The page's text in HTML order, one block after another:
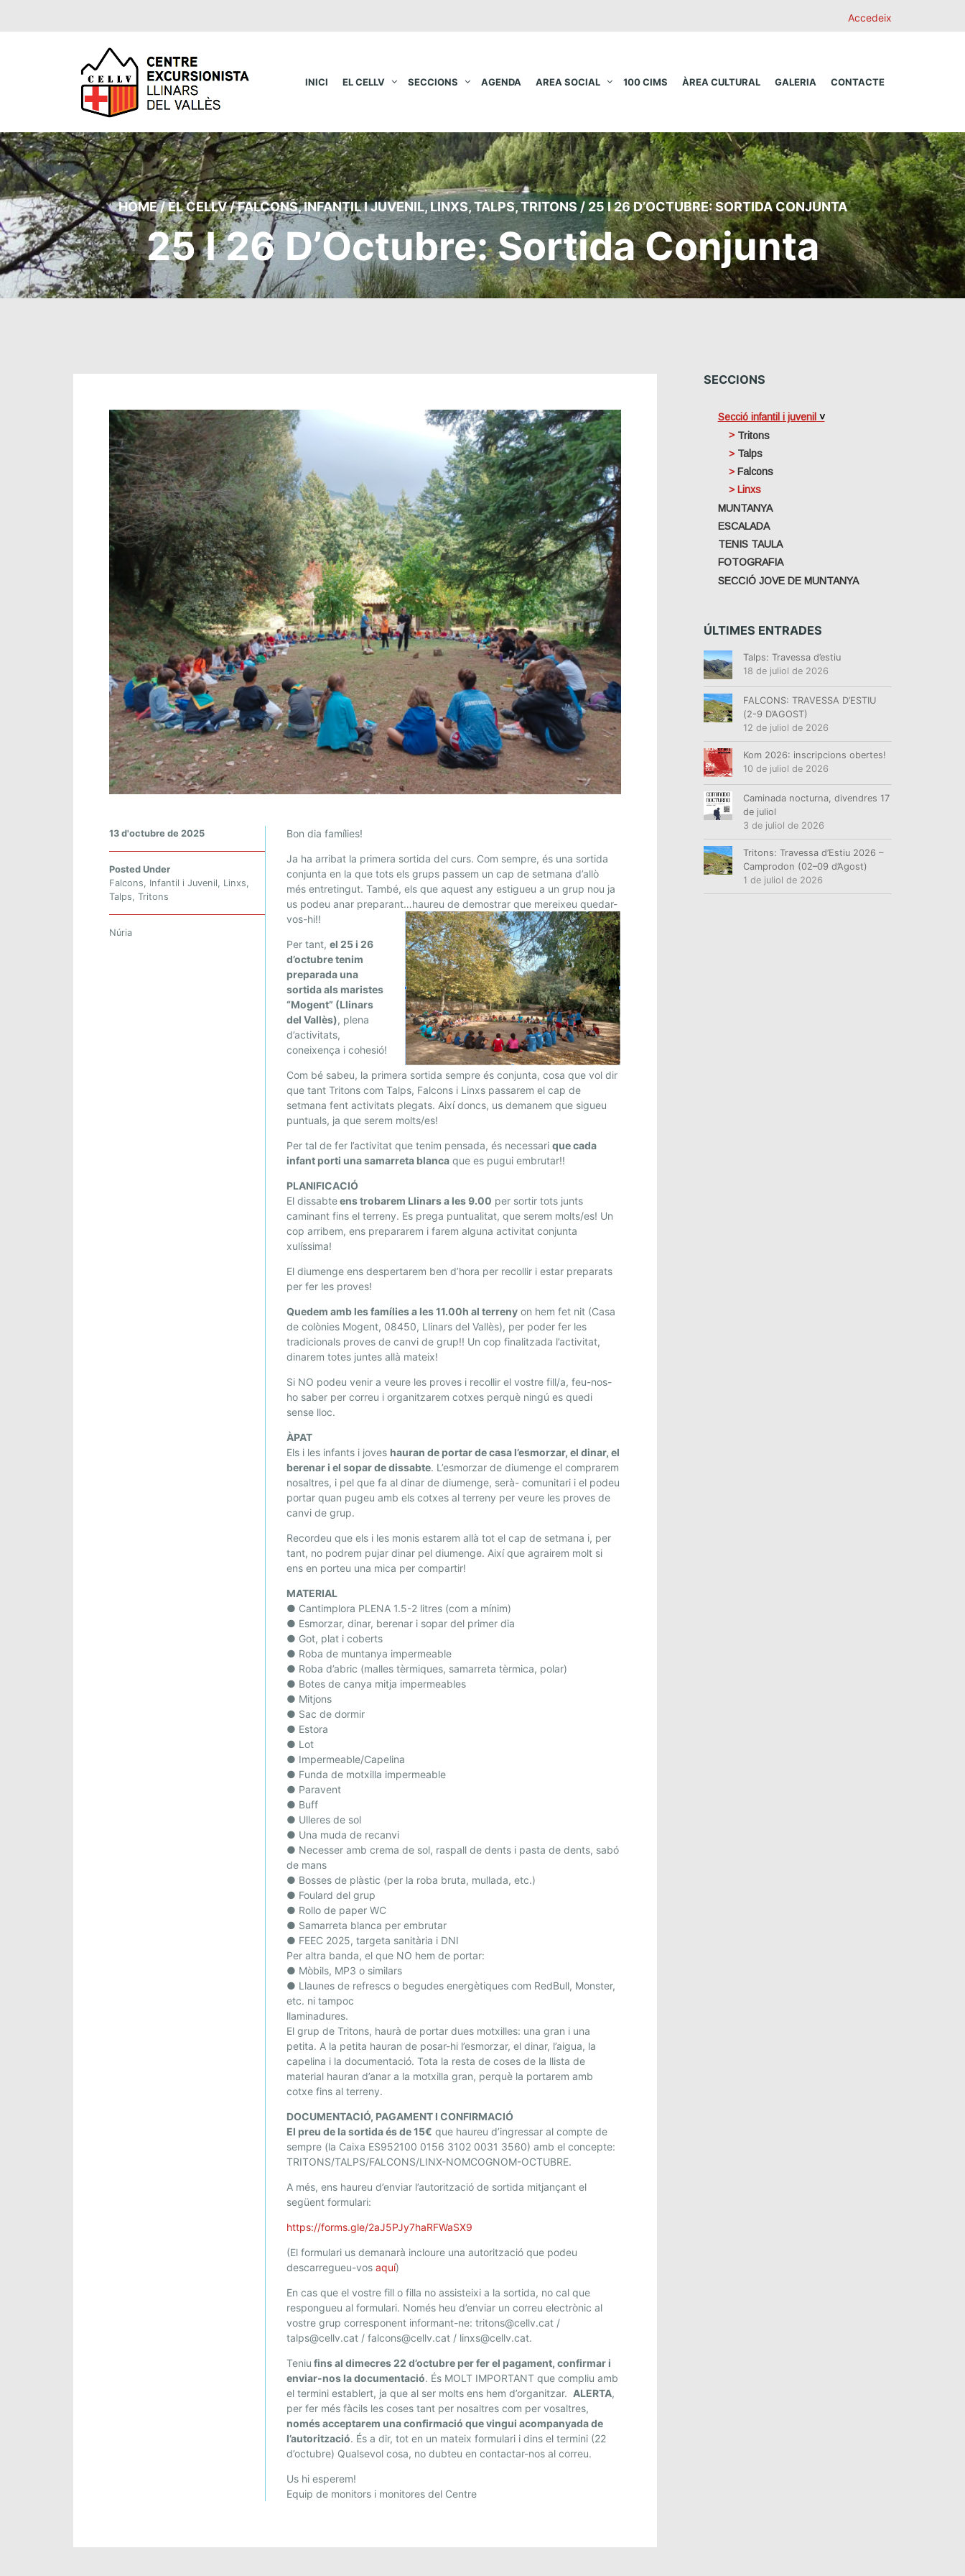
Accedeix
INICI EL CELLV SECCIONS AGENDA AREA SOCIAL 100 CIMS ÀREA CULTURAL GALERIA CONTACTE
HOME/EL CELLV/FALCONS,INFANTIL I JUVENIL,LINXS,TALPS,TRITONS / 25 I 26 D’OCTUBRE: SORTIDA CONJUNTA
25 I 26 D’Octubre: Sortida Conjunta
2
5
I
2
6
D
O
C
T
U
B
R
E
S
O
R
T
I
D
A
C
O
N
J
U
N
T
A
Bon dia famílies!
Ja ha arribat la primera sortida del curs. Com sempre, és una sortida
conjunta en la que tots els grups passem un cap de setmana d’allò
més entretingut. També, els que aquest any estigueu a un grup nou ja
us podeu anar preparant…haureu de demostrar que mereixeu quedar-
vos-hi!!
Per tant,el 25 i 26
d’octubre tenim
preparada una
sortida als maristes
“Mogent” (Llinars
del Vallès), plena
d’activitats,
coneixença i cohesió!
Com bé sabeu, la primera sortida sempre és conjunta, cosa que vol dir
que tant Tritons com Talps, Falcons i Linxs passarem el cap de
setmana fent activitats plegats. Així doncs, us demanem que sigueu
puntuals, ja que serem molts/es!
Per tal de fer l’activitat que tenim pensada, és necessarique cada
infant porti una samarreta blanca que es pugui embrutar!!
PLANIFICACIÓ
El dissabteens trobarem Llinars a les 9.00 per sortir tots junts
caminant fins el terreny. Es prega puntualitat, que serem molts/es! Un
cop arribem, ens prepararem i farem alguna activitat conjunta
xulíssima!
El diumenge ens despertarem ben d’hora per recollir i estar preparats
per fer les proves!
Quedem amb les famílies a les 11.00h al terreny on hem fet nit (Casa
de colònies Mogent, 08450, Llinars del Vallès), per poder fer les
tradicionals proves de canvi de grup!! Un cop finalitzada l’activitat,
dinarem totes juntes allà mateix!
Si NO podeu venir a veure les proves i recollir el vostre fill/a, feu-nos-
ho saber per correu i organitzarem cotxes perquè ningú es quedi
sense lloc.
ÀPAT
Els i les infants i joves hauran de portar de casa l’esmorzar, el dinar, el
berenar i el sopar de dissabte. L’esmorzar de diumenge el comprarem
nosaltres, i pel que fa al dinar de diumenge, serà- comunitari i el podeu
portar quan pugeu amb els cotxes al terreny per veure les proves de
canvi de grup.
Recordeu que els i les monis estarem allà tot el cap de setmana i, per
tant, no podrem pujar dinar pel diumenge. Així que agrairem molt si
ens en porteu una mica per compartir!
MATERIAL
● Cantimplora PLENA 1.5-2 litres (com a mínim)
● Esmorzar, dinar, berenar i sopar del primer dia
● Got, plat i coberts
● Roba de muntanya impermeable
● Roba d’abric (malles tèrmiques, samarreta tèrmica, polar)
● Botes de canya mitja impermeables
● Mitjons
● Sac de dormir
● Estora
● Lot
● Impermeable/Capelina
● Funda de motxilla impermeable
● Paravent
● Buff
● Ulleres de sol
● Una muda de recanvi
● Necesser amb crema de sol, raspall de dents i pasta de dents, sabó
de mans
● Bosses de plàstic (per la roba bruta, mullada, etc.)
● Foulard del grup
● Rollo de paper WC
● Samarreta blanca per embrutar
● FEEC 2025, targeta sanitària i DNI
Per altra banda, el que NO hem de portar:
● Mòbils, MP3 o similars
● Llaunes de refrescs o begudes energètiques com RedBull, Monster,
etc. ni tampoc
llaminadures.
El grup de Tritons, haurà de portar dues motxilles: una gran i una
petita. A la petita hauran de posar-hi l’esmorzar, el dinar, l’aigua, la
capelina i la documentació. Tota la resta de coses de la llista de
material hauran d’anar a la motxilla gran, perquè la portarem amb
cotxe fins al terreny.
DOCUMENTACIÓ, PAGAMENT I CONFIRMACIÓ
El preu de la sortida és de 15€ que haureu d’ingressar al compte de
sempre (la Caixa ES952100 0156 3102 0031 3560) amb el concepte:
TRITONS/TALPS/FALCONS/LINX-NOMCOGNOM-OCTUBRE.
A més, ens haureu d’enviar l’autorització de sortida mitjançant el
següent formulari:
https://forms.gle/2aJ5PJy7haRFWaSX9
(El formulari us demanarà incloure una autorització que podeu
descarregueu-vosaquí)
En cas que el vostre fill o filla no assisteixi a la sortida, no cal que
respongueu al formulari. Només heu d’enviar un correu electrònic al
vostre grup corresponent informant-ne: tritons@cellv.cat /
talps@cellv.cat / falcons@cellv.cat / linxs@cellv.cat.
Teniu fins al dimecres 22 d’octubre per fer el pagament, confirmar i
enviar-nos la documentació. És MOLT IMPORTANT que compliu amb
el termini establert, ja que al ser molts ens hem d’organitzar. ALERTA,
per fer més fàcils les coses tant per nosaltres com per vosaltres,
només acceptarem una confirmació que vingui acompanyada de
l’autorització. És a dir, tot en un mateix formulari i dins el termini (22
d’octubre) Qualsevol cosa, no dubteu en contactar-nos al correu.
Us hi esperem!
Equip de monitors i monitores del Centre
13 d'octubre de 2025
Posted Under
Falcons, Infantil i Juvenil, Linxs,
Talps, Tritons
Núria
SECCIONS
Secció infantil i juvenil
Tritons
Talps
Falcons
Linxs
MUNTANYA
ESCALADA
TENIS TAULA
FOTOGRAFIA
SECCIÓ JOVE DE MUNTANYA
ÚLTIMES ENTRADES
Talps: Travessa d’estiu
18 de juliol de 2026
FALCONS: TRAVESSA D’ESTIU
(2-9 D’AGOST)
12 de juliol de 2026
Kom 2026: inscripcions obertes!
10 de juliol de 2026
Caminada nocturna, divendres 17
de juliol
3 de juliol de 2026
Tritons: Travessa d’Estiu 2026 –
Camprodon (02–09 d’Agost)
1 de juliol de 2026